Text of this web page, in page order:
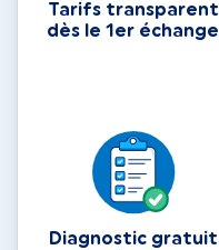
Tarifs transparent
dès le 1er échange
Diagnostic gratuit